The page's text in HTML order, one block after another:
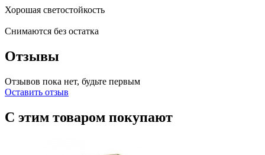
Хорошая светостойкость
Снимаются без остатка
Отзывы
Отзывов пока нет, будьте первым
Оставить отзыв
С этим товаром покупают